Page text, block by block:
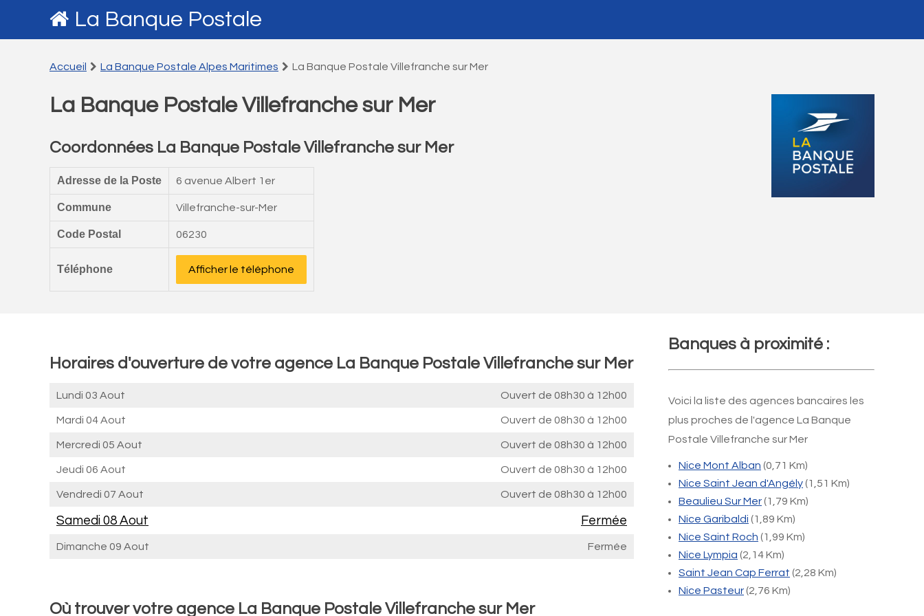
La Banque Postale
Accueil La Banque Postale Alpes Maritimes La Banque Postale Villefranche sur Mer
La Banque Postale Villefranche sur Mer
Coordonnées La Banque Postale Villefranche sur Mer
Adresse de la Poste 6 avenue Albert 1er
Commune Villefranche-sur-Mer
Code Postal 06230
Téléphone Afficher le téléphone
Horaires d'ouverture de votre agence La Banque Postale Villefranche sur Mer
Lundi 03 Aout Ouvert de 08h30 à 12h00
Mardi 04 Aout Ouvert de 08h30 à 12h00
Mercredi 05 Aout Ouvert de 08h30 à 12h00
Jeudi 06 Aout Ouvert de 08h30 à 12h00
Vendredi 07 Aout Ouvert de 08h30 à 12h00
Samedi 08 Aout Fermée
Dimanche 09 Aout Fermée
Où trouver votre agence La Banque Postale Villefranche sur Mer
Banques à proximité :
Voici la liste des agences bancaires les
plus proches de l'agence La Banque
Postale Villefranche sur Mer
Nice Mont Alban (0,71 Km)
Nice Saint Jean d'Angély(1,51 Km)
Beaulieu Sur Mer(1,79 Km)
Nice Garibaldi (1,89 Km)
Nice Saint Roch (1,99 Km)
Nice Lympia (2,14 Km)
Saint Jean Cap Ferrat (2,28 Km)
Nice Pasteur(2,76 Km)